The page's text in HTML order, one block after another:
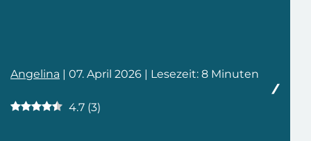
Angelina | 07. April 2026 | Lesezeit: 8 Minuten
4.7 (3)